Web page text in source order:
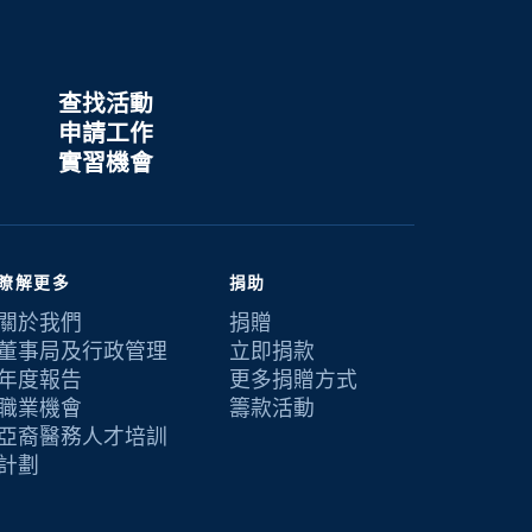
查找活動
申請工作
實習機會
解更多
於我們
事局及行政管理
度報告
業機會
裔醫務人才培訓
劃
捐助
捐贈
立即捐款
更多捐贈方式
籌款活動